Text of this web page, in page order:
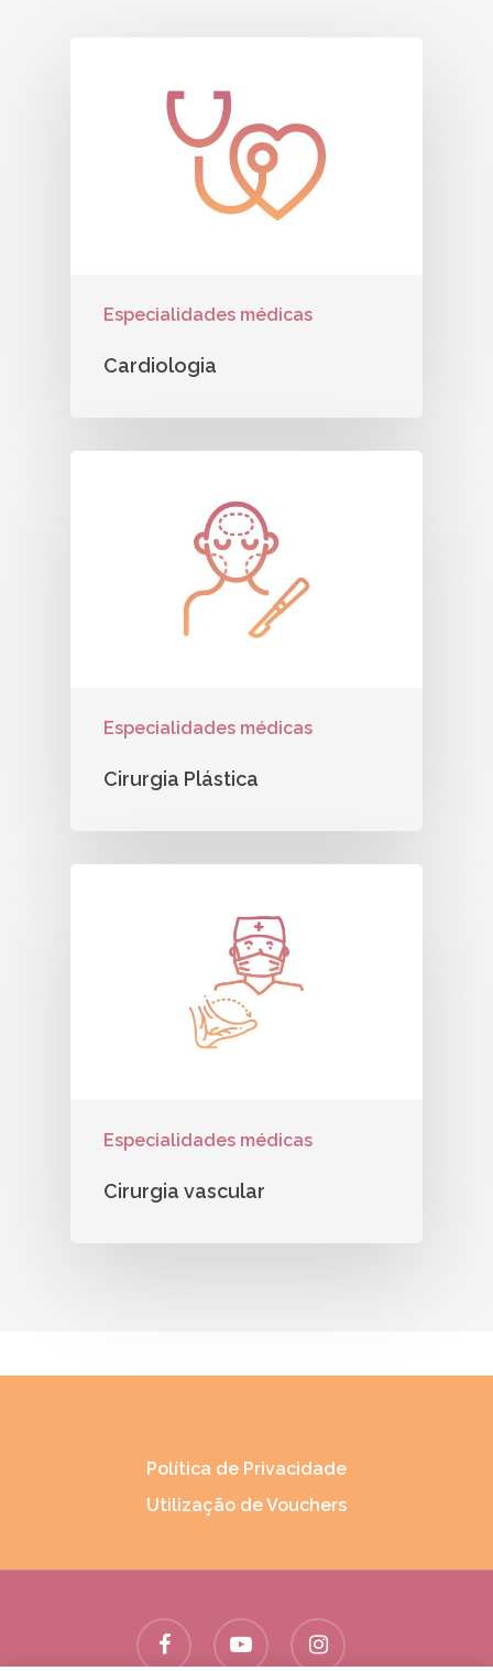
Especialidades médicas
Cardiologia
Especialidades médicas
Cirurgia Plástica
Especialidades médicas
Cirurgia vascular
Política de Privacidade
Utilização de Vouchers